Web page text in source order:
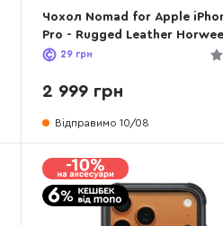
Чохол Nomad for Apple
Pro - Rugged Leather
Black (NM011802858)
29 грн
2 999 грн
Відправимо 10/08